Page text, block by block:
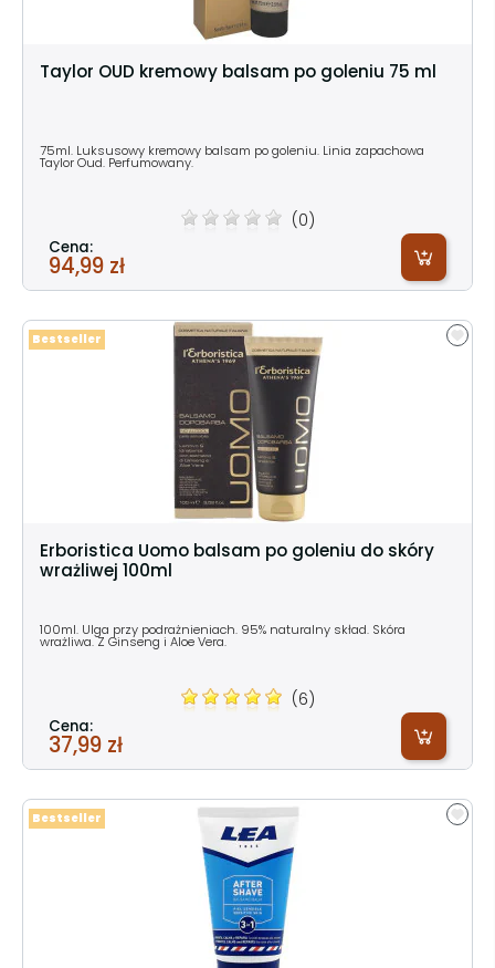
Taylor OUD kremowy balsam po goleniu 75 ml
75ml. Luksusowy kremowy balsam po goleniu. Linia zapachowa
Taylor Oud. Perfumowany.
(0)
Cena:
94,99 zł
Erboristica Uomo balsam po goleniu do skóry
wrażliwej 100ml
100ml. Ulga przy podrażnieniach. 95% naturalny skład. Skóra
wrażliwa. Z Ginseng i Aloe Vera.
(6)
Cena:
37,99 zł
Bestseller
Bestseller